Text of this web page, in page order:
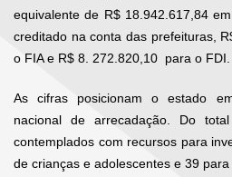
equivalente de R$ 18.942.617,84
creditado na conta das prefeituras,
o FIA e R$ 8. 272.820,10 para o FDI.
As cifras posicionam o estado
nacional de arrecadação. Do
contemplados com recursos para
de crianças e adolescentes e 39